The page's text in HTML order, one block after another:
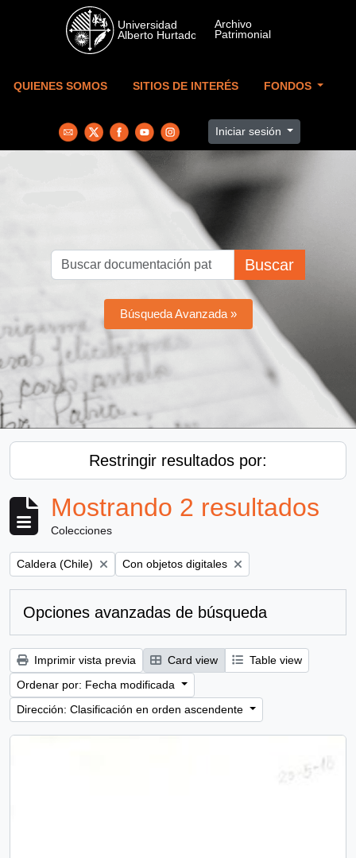
Skip to main content
QUIENES SOMOS SITIOS DE INTERÉS FONDOS
Iniciar sesión
Buscar
Búsqueda Avanzada »
Restringir resultados por:
Mostrando 2 resultados
Colecciones
Remove filter:
Caldera (Chile) Remove filter:
Con objetos digitales
Opciones avanzadas de búsqueda
Imprimir vista previa Card view
Table view
Ordenar por: Fecha modificada
Dirección: Clasificación en orden ascendente